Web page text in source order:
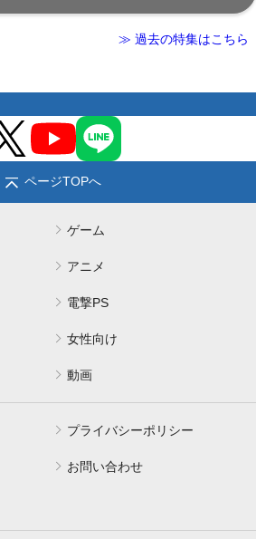
≫ 過去の特集はこちら
ページTOPへ
ゲーム
アニメ
電撃PS
女性向け
動画
プライバシーポリシー
お問い合わせ